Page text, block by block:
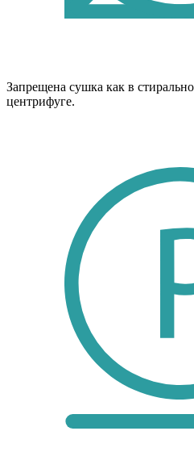
Запрещена сушка как в
центрифуге.